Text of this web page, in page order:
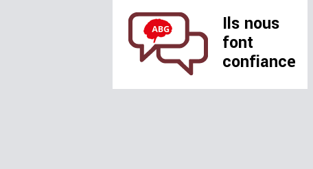
Ils nous
font
confiance